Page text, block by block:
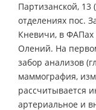
Партизанской, 13
отделениях пос.
Кневичи, в ФАПах
Олений. На
забор анализов
маммография,
рассчитывается
артериальное и